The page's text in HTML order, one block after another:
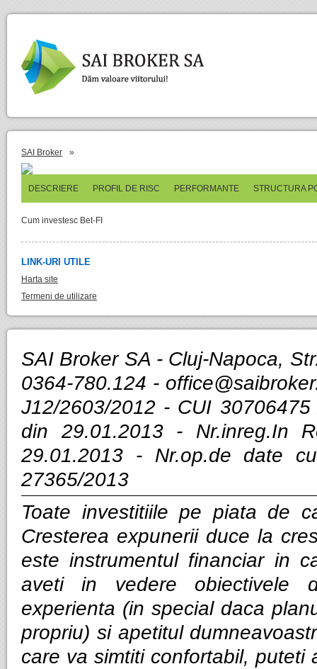
SAI Broker »
DESCRIERE PROFIL DE RISC PERFORMANTE STRUCTURA
Cum investesc Bet-FI
LINK-URI UTILE
Harta site
Termeni de utilizare
SAI Broker SA - Cluj-Napoca,
0364-780.124 -
J12/2603/2012 - CUI
din 29.01.2013 - Nr.inreg.In
29.01.2013 - Nr.op.de date
27365/2013
Toate investitiile pe piata de
Cresterea expunerii duce la
este instrumentul financiar in
aveti in vedere obiectivele
experienta (in special daca
propriu) si apetitul
care va simtiti confortabil, puteti